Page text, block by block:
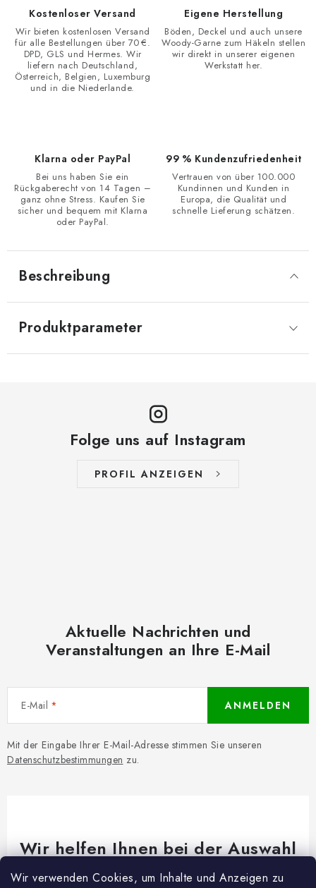
Wir verwenden Cookies, um Inhalte und Anzeigen zu
Kostenloser Versand
Wir bieten kostenlosen Versand
für alle Bestellungen über 70 €.
DPD, GLS und Hermes. Wir
liefern nach Deutschland,
Österreich, Belgien, Luxemburg
und in die Niederlande.
Eigene Herstellung
Böden, Deckel und auch unsere
Woody-Garne zum Häkeln stellen
wir direkt in unserer eigenen
Werkstatt her.
Klarna oder PayPal
Bei uns haben Sie ein
Rückgaberecht von 14 Tagen –
ganz ohne Stress. Kaufen Sie
sicher und bequem mit Klarna
oder PayPal.
99 % Kundenzufriedenheit
Vertrauen von über 100.000
Kundinnen und Kunden in
Europa, die Qualität und
schnelle Lieferung schätzen.
Beschreibung
Produktparameter
Folge uns auf Instagram
PROFIL ANZEIGEN
Aktuelle Nachrichten und
Veranstaltungen an Ihre E-Mail
E-Mail
Mit der Eingabe Ihrer E-Mail-Adresse stimmen Sie unseren
Datenschutzbestimmungen zu.
ANMELDEN
Wir helfen Ihnen bei der Auswahl
Brauchen Sie Rat bei etwas? Wir sind für dich da!